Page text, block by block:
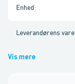
Enhed :
Leverandørens
Vis mere